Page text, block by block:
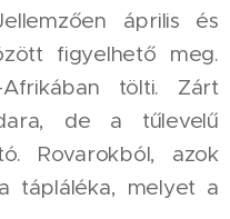
április és
figyelhető meg.
tölti. Zárt
de a tűlevelű
Rovarokból, azok
tápláléka, melyet a